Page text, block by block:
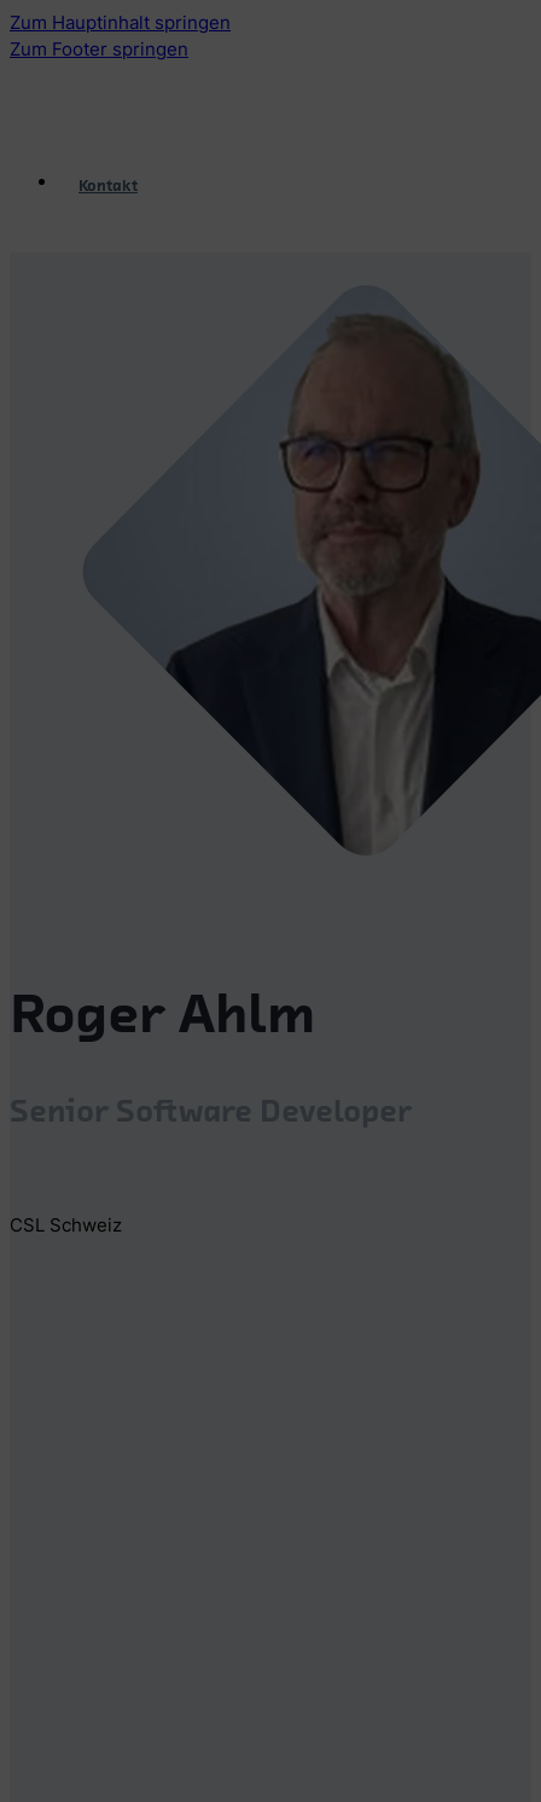
Zum Hauptinhalt springen
Zum Footer springen
Kontakt
Roger Ahlm
Senior Software Developer
CSL Schweiz